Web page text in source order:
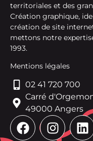
territoriales et des
Création graphique,
création de site
mettons notre
1993.
Mentions légales
02 41 720 700
Carré
49000 Angers